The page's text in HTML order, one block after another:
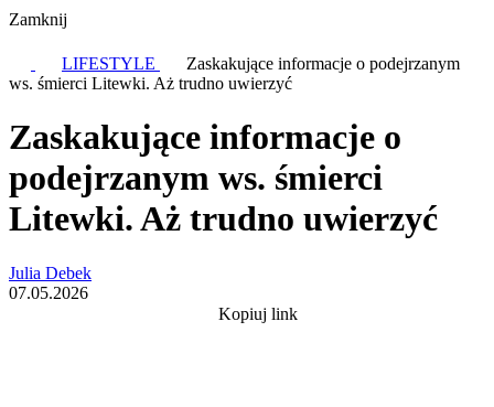
Zamknij
LIFESTYLE
Zaskakujące informacje o podejrzanym
ws. śmierci Litewki. Aż trudno uwierzyć
Zaskakujące informacje o
podejrzanym ws. śmierci
Litewki. Aż trudno uwierzyć
Julia Debek
07.05.2026
Kopiuj link